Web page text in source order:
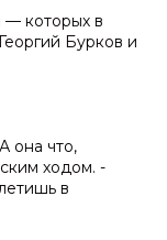
которых в
Бурков и
она что,
ходом. -
в